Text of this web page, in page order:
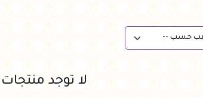
لا توجد منتجات